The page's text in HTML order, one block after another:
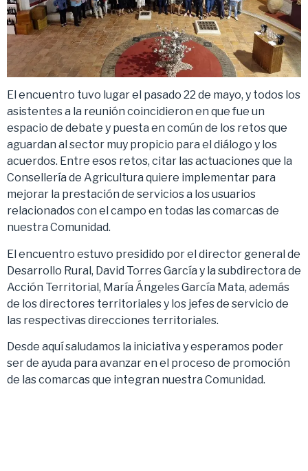
El encuentro tuvo lugar el pasado 22 de mayo, y todos los
asistentes a la reunión coincidieron en que fue un
espacio de debate y puesta en común de los retos que
aguardan al sector muy propicio para el diálogo y los
acuerdos. Entre esos retos, citar las actuaciones que la
Consellería de Agricultura quiere implementar para
mejorar la prestación de servicios a los usuarios
relacionados con el campo en todas las comarcas de
nuestra Comunidad.
El encuentro estuvo presidido por el director general de
Desarrollo Rural, David Torres García y la subdirectora de
Acción Territorial, María Ángeles García Mata, además
de los directores territoriales y los jefes de servicio de
las respectivas direcciones territoriales.
Desde aquí saludamos la iniciativa y esperamos poder
ser de ayuda para avanzar en el proceso de promoción
de las comarcas que integran nuestra Comunidad.